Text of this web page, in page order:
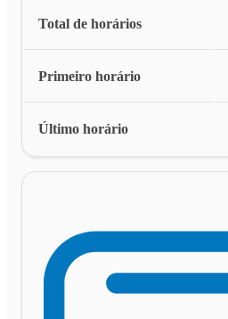
Total de horários
Primeiro horário
Último horário